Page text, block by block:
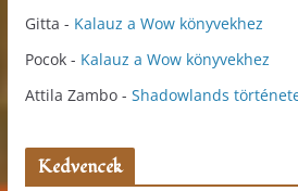
Gitta - Kalauz a Wow könyvekhez
Pocok- Kalauz a Wow könyvekhez
Attila Zambo- Shadowlands
Kedvencek